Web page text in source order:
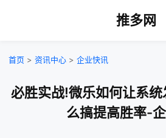
推多网
首页 > 资讯中心 > 企业快讯
必胜实战!微乐如何让系
么搞提高胜率-